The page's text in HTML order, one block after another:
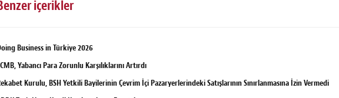
içerikler
Business in Türkiye 2026
Yabancı Para Zorunlu Karşılıklarını Artırdı
Kurulu, BSH Yetkili Bayilerinin Çevrim İçi Pazaryerlerindeki Satışlarının Sınırlanmasına İzin Vermedi